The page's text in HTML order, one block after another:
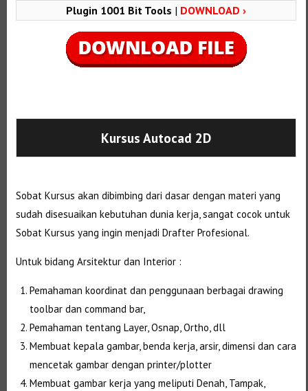
Plugin 1001 Bit Tools | DOWNLOAD ›
Kursus Autocad 2D
Sobat Kursus akan dibimbing dari dasar dengan materi yang
sudah disesuaikan kebutuhan dunia kerja, sangat cocok untuk
Sobat Kursus yang ingin menjadi Drafter Profesional.
Untuk bidang Arsitektur dan Interior :
Pemahaman koordinat dan penggunaan berbagai drawing
toolbar dan command bar,
Pemahaman tentang Layer, Osnap, Ortho, dll
Membuat kepala gambar, benda kerja, arsir, dimensi dan cara
mencetak gambar dengan printer/plotter
Membuat gambar kerja yang meliputi Denah, Tampak,